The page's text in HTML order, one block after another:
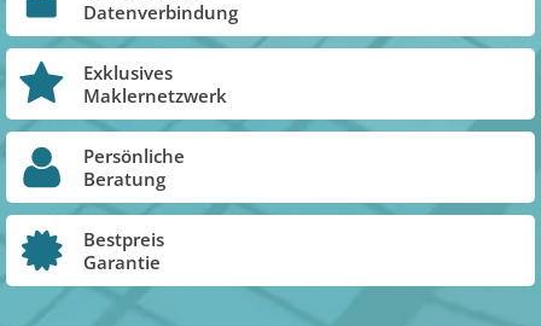
Datenverbindung
Exklusives
Maklernetzwerk
Persönliche
Beratung
Bestpreis
Garantie